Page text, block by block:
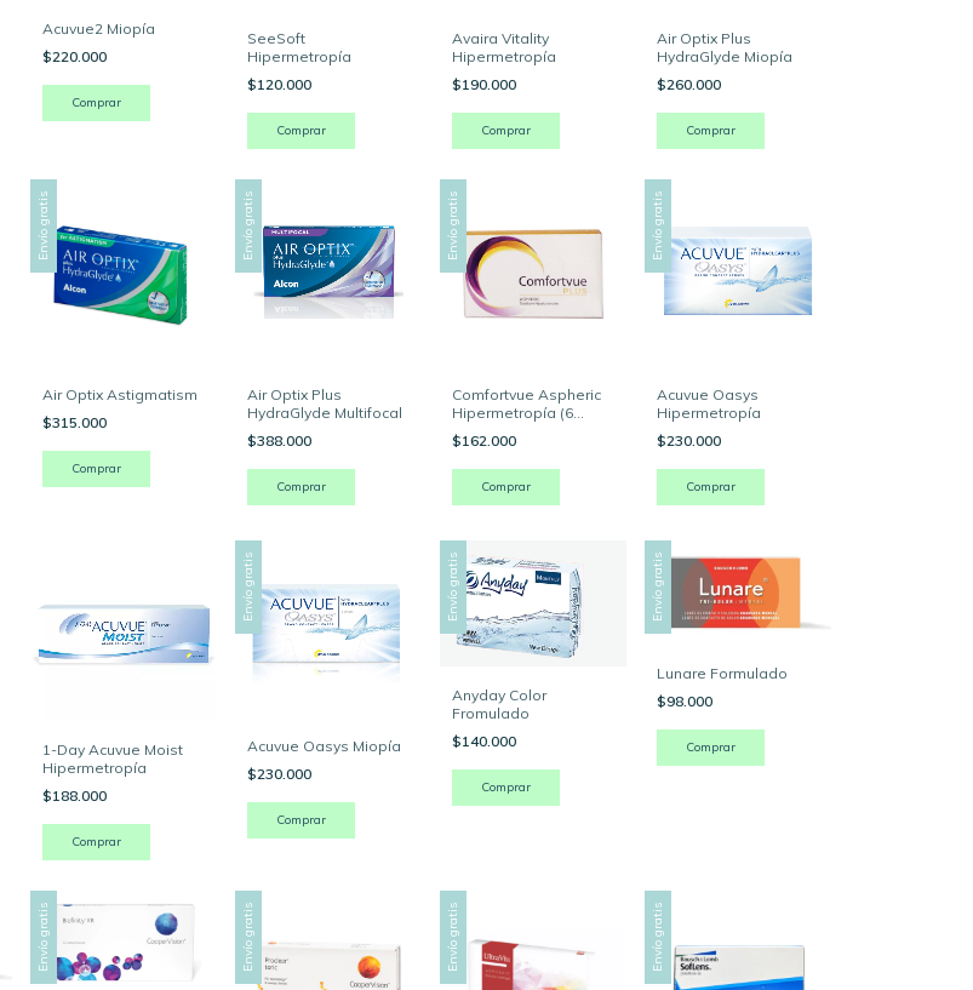
Acuvue2 Miopía
$220.000
Comprar
SeeSoft
Hipermetropía
$120.000
Comprar
Avaira Vitality
Hipermetropía
$190.000
Comprar
Air Optix Plus
HydraGlyde Miopía
$260.000
Comprar
Envío gratis
Air Optix Astigmatism
$315.000
Envío gratis
Air Optix Plus
HydraGlyde Multifocal
$388.000
Envío gratis
Comfortvue Aspheric
Hipermetropía (6
unidades)
$162.000
Comprar
Envío gratis
Acuvue Oasys
Hipermetropía
$230.000
Comprar
1-Day Acuvue Moist
Hipermetropía
$188.000
Comprar
Envío gratis
Acuvue Oasys Miopía
$230.000
Comprar
Envío gratis
Anyday Color
Fromulado
$140.000
Comprar
Envío gratis
Lunare Formulado
$98.000
Comprar
Envío gratis Envío gratis Envío gratis Envío gratis